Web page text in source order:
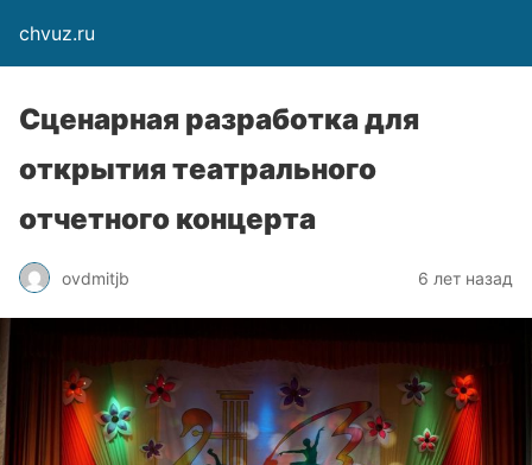
chvuz.ru
Сценарная разработка для
открытия театрального
отчетного концерта
ovdmitjb 6 лет назад